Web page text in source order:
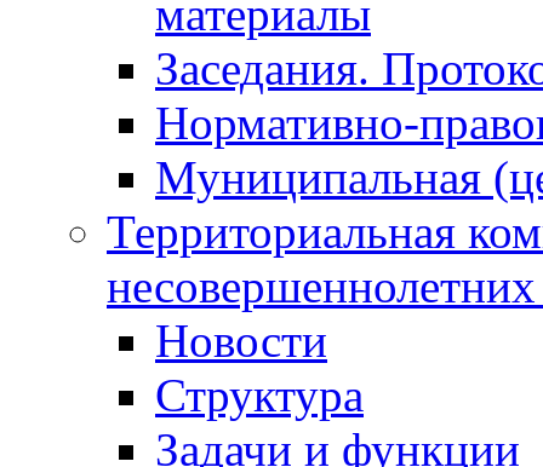
материалы
Заседания.
Нормативно-
Муниципальная
Территориальная
Новости
Структура
Задачи и функции